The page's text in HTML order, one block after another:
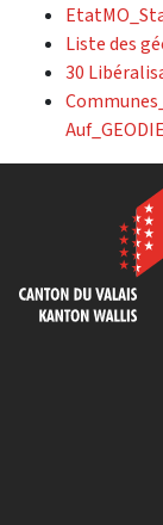
Liste des
30